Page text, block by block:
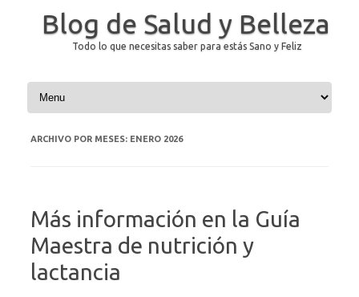
Blog de Salud y Belleza
Todo lo que necesitas saber para estás Sano y Feliz
Saltar al contenido
ARCHIVO POR MESES: ENERO 2026
Más información en la Guía
Maestra de nutrición y
lactancia